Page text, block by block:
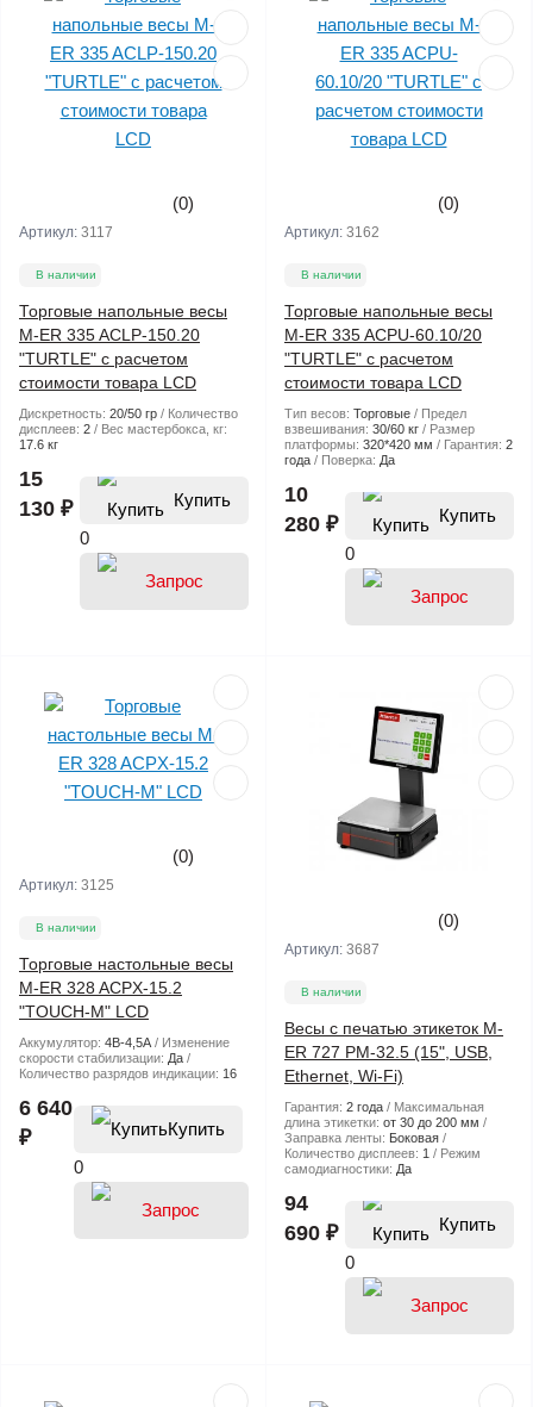
(0)
Артикул: 3117
В наличии
Торговые напольные весы
M-ER 335 ACLP-150.20
"TURTLE" с расчетом
стоимости товара LCD
Дискретность: 20/50 гр
Количество
дисплеев: 2
Вес мастербокса, кг:
17.6 кг
15
130 ₽
Купить
0
(0)
Артикул: 3162
В наличии
Торговые напольные весы
M-ER 335 ACPU-60.10/20
"TURTLE" с расчетом
стоимости товара LCD
Тип весов: Торговые
Предел
взвешивания: 30/60 кг
Размер
платформы: 320*420 мм Гарантия: 2
года
Поверка: Да
10
280 ₽
Купить
0
(0)
Артикул: 3125
В наличии
Торговые настольные весы
M-ER 328 ACPX-15.2
"TOUCH-M" LCD
Аккумулятор: 4В-4,5А
Изменение
скорости стабилизации: Да
Количество разрядов индикации: 16
6 640
₽
Купить
0
(0)
Артикул: 3687
В наличии
Весы с печатью этикеток M-
ER 727 PM-32.5 (15", USB,
Ethernet, Wi-Fi)
Гарантия: 2 года
Максимальная
длина этикетки: от 30 до 200 мм
Заправка ленты: Боковая
Количество дисплеев: 1
Режим
самодиагностики: Да
94
690 ₽
Купить
0